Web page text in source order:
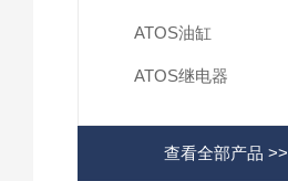
ATOS油缸
ATOS继电器
查看全部产品 >>